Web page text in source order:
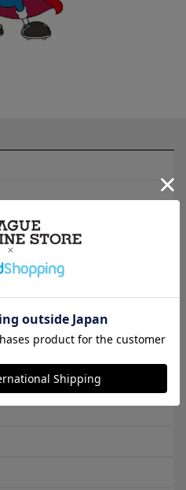
Ｊ2